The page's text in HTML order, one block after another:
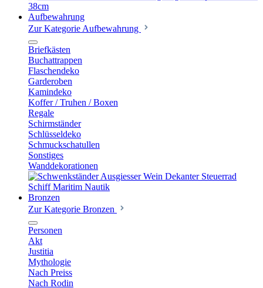
Aufbewahrung
Zur Kategorie Aufbewahrung
Briefkästen
Buchattrappen
Flaschendeko
Garderoben
Kamindeko
Koffer / Truhen / Boxen
Regale
Schirmständer
Schlüsseldeko
Schmuckschatullen
Sonstiges
Wanddekorationen
Bronzen
Zur Kategorie Bronzen
Personen
Akt
Justitia
Mythologie
Nach Preiss
Nach Rodin